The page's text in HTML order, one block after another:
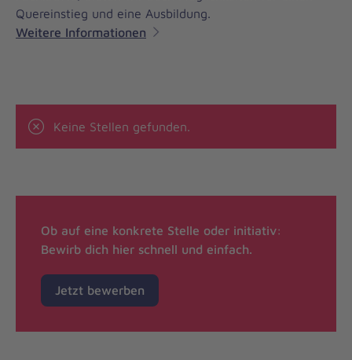
Quereinstieg und eine Ausbildung.
Weitere Informationen
Keine Stellen gefunden.
Ob auf eine konkrete Stelle oder initiativ:
Bewirb dich hier schnell und einfach.
Jetzt bewerben